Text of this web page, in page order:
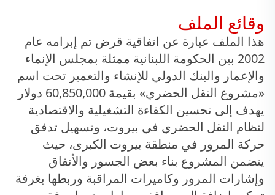
وقائع الملف
هذا الملف عبارة عن اتفاقية قرض تم إبرامه عام
2002 بين الحكومة اللبنانية ممثلة بمجلس الإنماء
والإعمار والبنك الدولي للإنشاء والتعمير تحت اسم
«مشروع النقل الحضري» بقيمة 60,850,000 دولار
يهدف إلى تحسين الكفاءة التشغيلية والاقتصادية
لنظام النقل الحضري في بيروت، وتسهيل تدفق
حركة المرور في منطقة بيروت الكبرى، حيث
يتضمن المشروع بناء بعض الجسور والأنفاق
وإشارات المرور وكاميرات المراقبة وربطها بغرفة